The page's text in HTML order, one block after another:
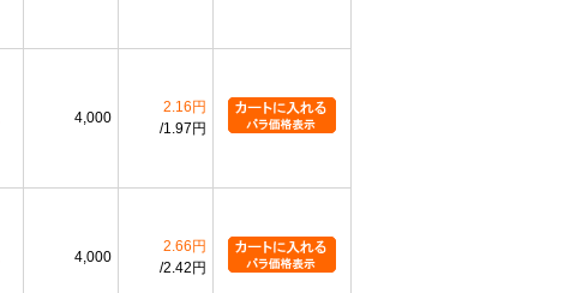
4,000
2.16円
1.97円
4,000
2.66円
2.42円